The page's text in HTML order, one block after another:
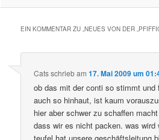
EIN KOMMENTAR ZU „NEUES VON DER
Catsschriebam17. Mai 2009 um
ob das mit der conti so stimmt und
auch so hinhaut, ist kaum
hier aber schwer zu schaffen
dass wir es nicht packen. was wird
teufel hat unsere geschäftsleitung